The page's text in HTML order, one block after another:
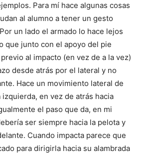
Para mí hace algunas cosas
al alumno a tener un gesto
un lado el armado lo hace lejos
que junto con el apoyo del pie
al impacto (en vez de a la vez)
desde atrás por el lateral y no
Hace un movimiento lateral de
izquierda, en vez de atrás hacia
el paso que da, en mi
ser siempre hacia la pelota y
Cuando impacta parece que
para dirigirla hacia su alambrada